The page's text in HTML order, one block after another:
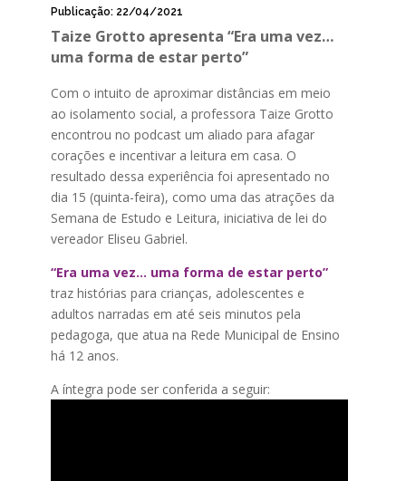
Publicação: 22/04/2021
Taize Grotto apresenta “Era uma vez…
uma forma de estar perto”
Com o intuito de aproximar distâncias em meio
ao isolamento social, a professora Taize Grotto
encontrou no podcast um aliado para afagar
corações e incentivar a leitura em casa. O
resultado dessa experiência foi apresentado no
dia 15 (quinta-feira), como uma das atrações da
Semana de Estudo e Leitura, iniciativa de lei do
vereador Eliseu Gabriel.
“Era uma vez… uma forma de estar perto”
traz histórias para crianças, adolescentes e
adultos narradas em até seis minutos pela
pedagoga, que atua na Rede Municipal de Ensino
há 12 anos.
A íntegra pode ser conferida a seguir: